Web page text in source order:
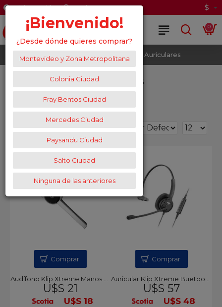
Iniciar Sesión Registrate $
0
Audio Auriculares
Auriculares
Filtros 0
Audífono Klip Xtreme Manos Libres Bluetooth
U$S 21
U$S 18
Comprar
Auricular Klip Xtreme Buetooth, micrófono
U$S 57
U$S 48
Comprar
¡Bienvenido!
¿Desde dónde quieres comprar?
Montevideo y Zona Metropolitana
Colonia Ciudad
Fray Bentos Ciudad
Mercedes Ciudad
Paysandu Ciudad
Salto Ciudad
Ninguna de las anteriores